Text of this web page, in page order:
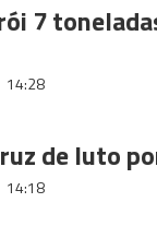
7
14:28
de luto
14:18